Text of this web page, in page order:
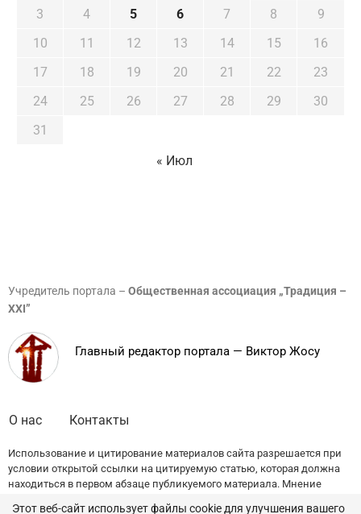
3
4 5 6 7 8
9
10
11 12 13 14 15
16
17
18 19 20 21 22
23
24
25 26 27 28 29
30
31
« Июл
Учредитель портала – Общественная ассоциация „Традиция –
XXI”
Главный редактор портала — Виктор Жосу
О нас Контакты
Использование и цитирование материалов сайта разрешается при
условии открытой ссылки на цитируемую статью, которая должна
находиться в первом абзаце публикуемого материала. Мнение
Этот веб-сайт использует файлы cookie для улучшения вашего